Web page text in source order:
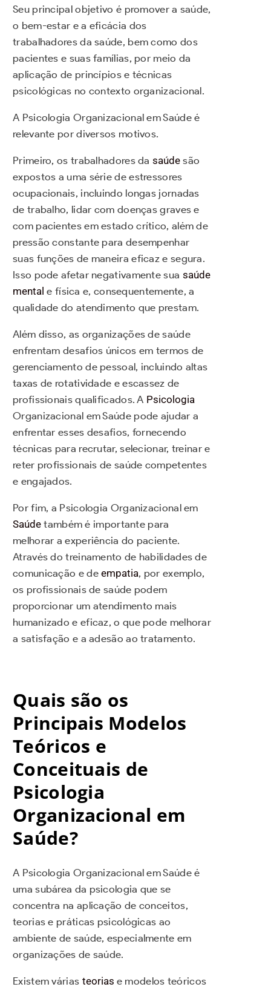
Seu principal objetivo é promover a saúde,
o bem-estar e a eficácia dos
trabalhadores da saúde, bem como dos
pacientes e suas famílias, por meio da
aplicação de princípios e técnicas
psicológicas no contexto organizacional.
A Psicologia Organizacional em Saúde é
relevante por diversos motivos.
Primeiro, os trabalhadores da saúde são
expostos a uma série de estressores
ocupacionais, incluindo longas jornadas
de trabalho, lidar com doenças graves e
com pacientes em estado crítico, além de
pressão constante para desempenhar
suas funções de maneira eficaz e segura.
Isso pode afetar negativamente sua saúde
mental e física e, consequentemente, a
qualidade do atendimento que prestam.
Além disso, as organizações de saúde
enfrentam desafios únicos em termos de
gerenciamento de pessoal, incluindo altas
taxas de rotatividade e escassez de
profissionais qualificados. A Psicologia
Organizacional em Saúde pode ajudar a
enfrentar esses desafios, fornecendo
técnicas para recrutar, selecionar, treinar e
reter profissionais de saúde competentes
e engajados.
Por fim, a Psicologia Organizacional em
Saúde também é importante para
melhorar a experiência do paciente.
Através do treinamento de habilidades de
comunicação e deempatia, por exemplo,
os profissionais de saúde podem
proporcionar um atendimento mais
humanizado e eficaz, o que pode melhorar
a satisfação e a adesão ao tratamento.
Quais são os
Principais Modelos
Teóricos e
Conceituais de
Psicologia
Organizacional em
Saúde?
A Psicologia Organizacional em Saúde é
uma subárea da psicologia que se
concentra na aplicação de conceitos,
teorias e práticas psicológicas ao
ambiente de saúde, especialmente em
organizações de saúde.
Existem várias teorias e modelos teóricos